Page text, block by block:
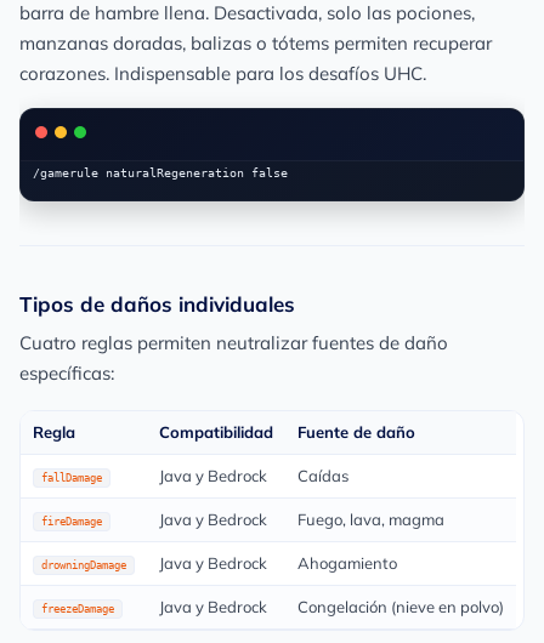
barra de hambre llena. Desactivada, solo las pociones,
manzanas doradas, balizas o tótems permiten recuperar
corazones. Indispensable para los desafíos UHC.
Tipos de daños individuales
Cuatro reglas permiten neutralizar fuentes de daño
específicas:
Regla Compatibilidad Fuente de daño
fallDamage Java y Bedrock Caídas
fireDamage Java y Bedrock Fuego, lava, magma
drowningDamage Java y Bedrock Ahogamiento
freezeDamage Java y Bedrock Congelación (nieve en polvo)